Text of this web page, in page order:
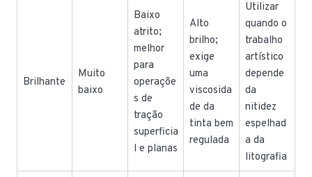
Brilhante
Muito
baixo
Baixo
atrito;
melhor
para
operaçõe
s de
tração
superficia
l e planas
Alto
brilho;
exige
uma
viscosida
de da
tinta bem
regulada
Utilizar
quando o
trabalho
artístico
depende
da
nitidez
espelhad
a da
litografia